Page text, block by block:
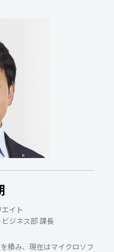
イト
ジネス部 課長
積み、現在はマイクロソフ